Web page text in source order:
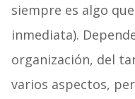
siempre es algo
inmediata).
organización, del
varios aspectos,